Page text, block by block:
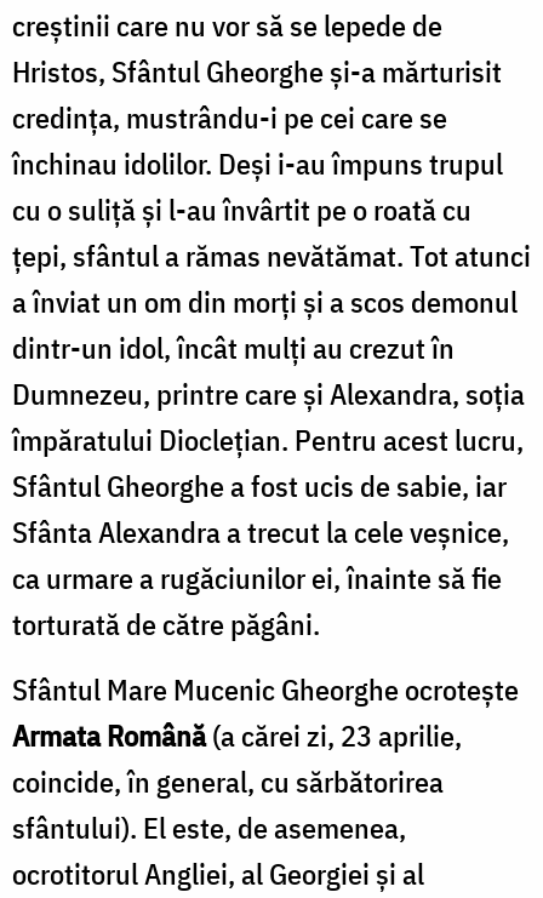
creștinii care nu vor să se lepede de
Hristos, Sfântul Gheorghe și-a mărturisit
credința, mustrându-i pe cei care se
închinau idolilor. Deși i-au împuns trupul
cu o suliță și l-au învârtit pe o roată cu
țepi, sfântul a rămas nevătămat. Tot atunci
a înviat un om din morți și a scos demonul
dintr-un idol, încât mulți au crezut în
Dumnezeu, printre care și Alexandra, soția
împăratului Dioclețian. Pentru acest lucru,
Sfântul Gheorghe a fost ucis de sabie, iar
Sfânta Alexandra a trecut la cele veșnice,
ca urmare a rugăciunilor ei, înainte să fie
torturată de către păgâni.
Sfântul Mare Mucenic Gheorghe ocrotește
Armata Română(a cărei zi, 23 aprilie,
coincide, în general, cu sărbătorirea
sfântului). El este, de asemenea,
ocrotitorul Angliei, al Georgiei și al